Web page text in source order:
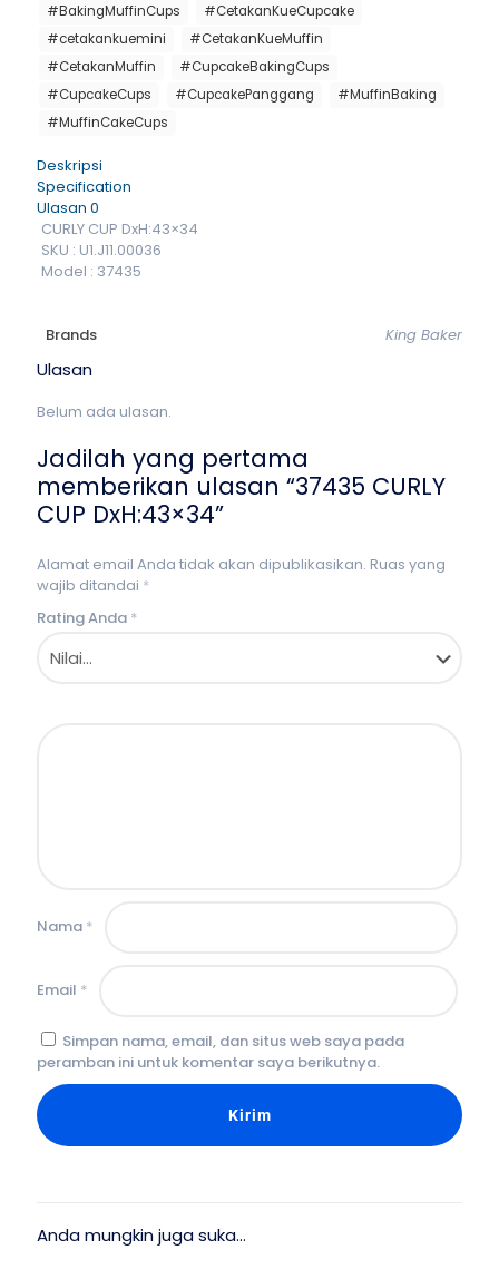
#BakingMuffinCups
#CetakanKueCupcake
#cetakankuemini
#CetakanKueMuffin
#CetakanMuffin
#CupcakeBakingCups
#CupcakeCups
#CupcakePanggang
#MuffinBaking
#MuffinCakeCups
Deskripsi
Specification
Ulasan 0
CURLY CUP DxH:43×34
SKU : U1.J11.00036
Model : 37435
Brands King Baker
Ulasan
Belum ada ulasan.
Jadilah yang pertama
memberikan ulasan “37435 CURLY
CUP DxH:43×34”
Alamat email Anda tidak akan dipublikasikan. Ruas yang
wajib ditandai *
Rating Anda *
Nama *
Email *
Simpan nama, email, dan situs web saya pada
peramban ini untuk komentar saya berikutnya.
Anda mungkin juga suka…